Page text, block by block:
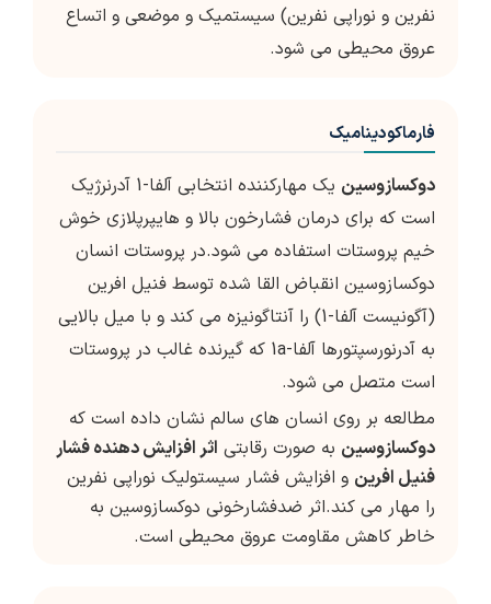
نفرین و نوراپی نفرین) سیستمیک و موضعی و اتساع
عروق محیطی می شود.
فارماکودینامیک
دوکسازوسین
یک مهارکننده انتخابی آلفا-1 آدرنرژیک
است که برای درمان فشارخون بالا و هایپرپلازی خوش
خیم پروستات استفاده می شود.در پروستات انسان
دوکسازوسین انقباض القا شده توسط فنیل افرین
(آگونیست آلفا-1) را آنتاگونیزه می کند و با میل بالایی
به آدرنورسپتورها آلفا-1a که گیرنده غالب در پروستات
است متصل می شود.
مطالعه بر روی انسان های سالم نشان داده است که
دوکسازوسین به صورت رقابتی اثر افزایش دهنده فشار
فنیل افرین و افزایش فشار سیستولیک نوراپی نفرین
را مهار می کند.اثر ضدفشارخونی دوکسازوسین به
خاطر کاهش مقاومت عروق محیطی است.